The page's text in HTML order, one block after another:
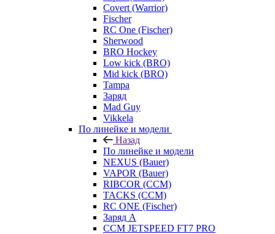
Covert (Warrior)
Fischer
RC One (Fischer)
Sherwood
BRO Hockey
Low kick (BRO)
Mid kick (BRO)
Tampa
Заряд
Mad Guy
Vikkela
По линейке и модели
Назад
По линейке и модели
NEXUS (Bauer)
VAPOR (Bauer)
RIBCOR (CCM)
TACKS (CCM)
RC ONE (Fischer)
Заряд А
CCM JETSPEED FT7 PRO